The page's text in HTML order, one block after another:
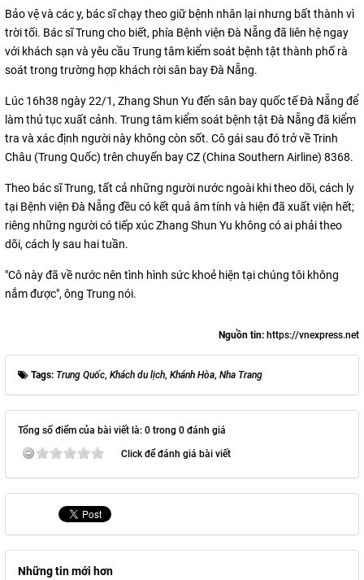
Bảo vệ và các y, bác sĩ chạy theo giữ bệnh nhân lại nhưng bất thành vì
trời tối. Bác sĩ Trung cho biết, phía Bệnh viện Đà Nẵng đã liên hệ ngay
với khách sạn và yêu cầu Trung tâm kiểm soát bệnh tật thành phố rà
soát trong trường hợp khách rời sân bay Đà Nẵng.
Lúc 16h38 ngày 22/1, Zhang Shun Yu đến sân bay quốc tế Đà Nẵng để
làm thủ tục xuất cảnh. Trung tâm kiểm soát bệnh tật Đà Nẵng đã kiểm
tra và xác định người này không còn sốt. Cô gái sau đó trở về Trinh
Châu (Trung Quốc) trên chuyến bay CZ (China Southern Airline) 8368.
Theo bác sĩ Trung, tất cả những người nước ngoài khi theo dõi, cách ly
tại Bệnh viện Đà Nẵng đều có kết quả âm tính và hiện đã xuất viện hết;
riêng những người có tiếp xúc Zhang Shun Yu không có ai phải theo
dõi, cách ly sau hai tuần.
"Cô này đã về nước nên tình hình sức khoẻ hiện tại chúng tôi không
nắm được", ông Trung nói.
Nguồn tin: https://vnexpress.net
Tags: Trung Quốc, Khách du lịch, Khánh Hòa, Nha Trang
Tổng số điểm của bài viết là: 0 trong 0 đánh giá
Click để đánh giá bài viết
Những tin mới hơn